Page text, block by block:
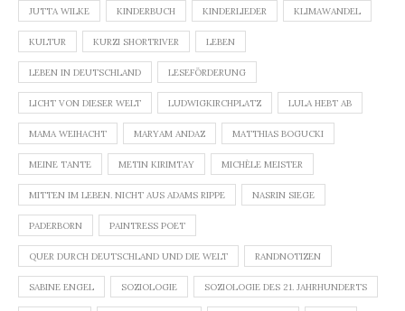
JUTTA WILKE KINDERBUCH KINDERLIEDER KLIMAWANDEL
KULTUR KURZI SHORTRIVER LEBEN
LEBEN IN DEUTSCHLAND LESEFÖRDERUNG
LICHT VON DIESER WELT LUDWIGKIRCHPLATZ LULA HEBT AB
MAMA WEIHACHT MARYAM ANDAZ MATTHIAS BOGUCKI
MEINE TANTE METIN KIRIMTAY MICHÈLE MEISTER
MITTEN IM LEBEN. NICHT AUS ADAMS RIPPE NASRIN SIEGE
PADERBORN PAINTRESS POET
QUER DURCH DEUTSCHLAND UND DIE WELT RANDNOTIZEN
SABINE ENGEL SOZIOLOGIE SOZIOLOGIE DES 21. JAHRHUNDERTS